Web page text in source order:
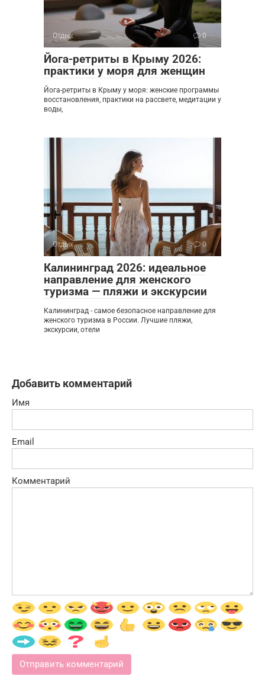
Отдых 0
Йога-ретриты в Крыму 2026:
практики у моря для женщин
Йога-ретриты в Крыму у моря: женские программы
восстановления, практики на рассвете, медитации у
воды,
Отдых 0
Калининград 2026: идеальное
направление для женского
туризма — пляжи и экскурсии
Калининград - самое безопасное направление для
женского туризма в России. Лучшие пляжи,
экскурсии, отели
Добавить комментарий
Имя
Email
Комментарий